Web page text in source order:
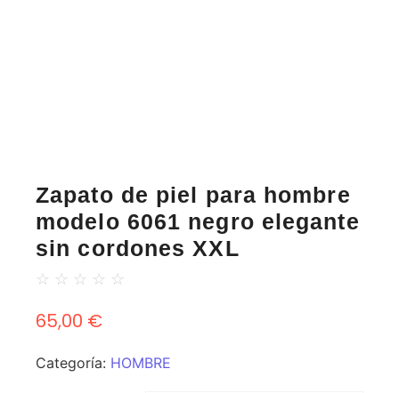
Zapato de piel para hombre
modelo 6061 negro elegante
sin cordones XXL
☆ ☆ ☆ ☆ ☆
65,00 €
Categoría: HOMBRE